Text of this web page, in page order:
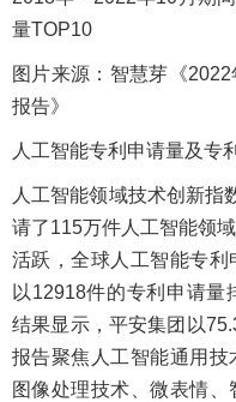
量TOP10
图片来源：智慧芽《
报告》
人工智能专利申请量及专
人工智能领域技术创新指
请了115万件人工智能领
活跃，全球人工智能专利
以12918件的专利申请
结果显示，平安集团以
报告聚焦人工智能通用
图像处理技术、微表情